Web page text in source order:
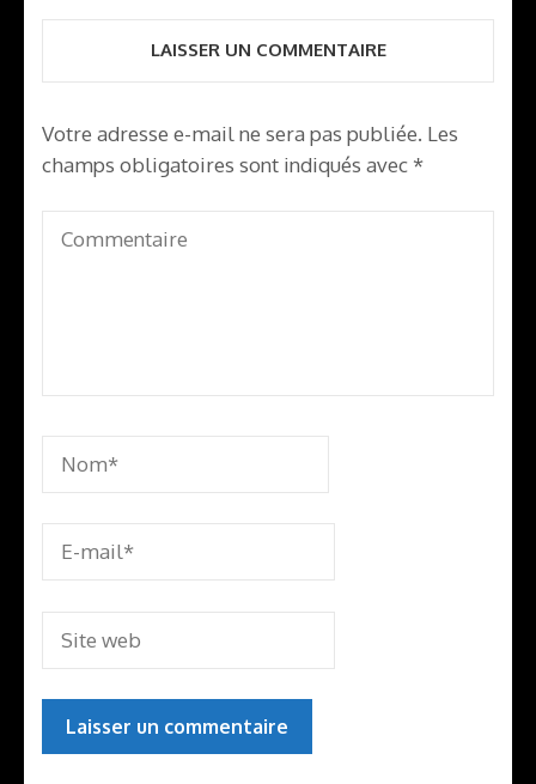
LAISSER UN COMMENTAIRE
Votre adresse e-mail ne sera pas publiée. Les
champs obligatoires sont indiqués avec *